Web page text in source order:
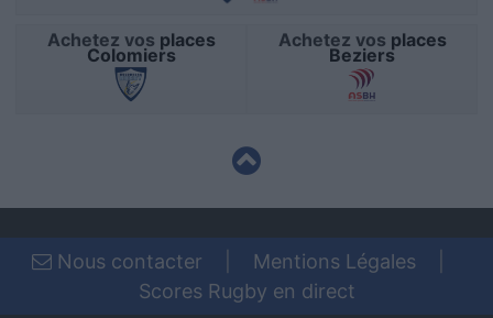
Achetez vos places
Colomiers
Achetez vos places
Beziers
Nous contacter Mentions Légales
Scores Rugby en direct